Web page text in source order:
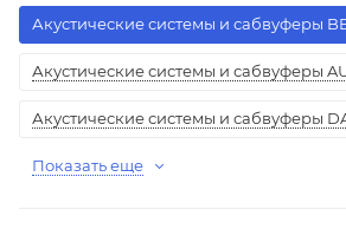
Акустические системы и сабвуферы
Акустические системы и сабвуферы
Акустические системы и сабвуферы
Показать еще